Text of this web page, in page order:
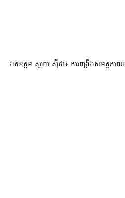
ឯកឧត្តម ស្វាយ ស៊ីថា៖ ការពង្រឹងសមត្ថភាព